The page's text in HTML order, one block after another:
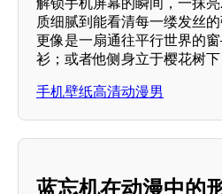
解锁手机屏幕的瞬间，一抹
质细腻到能看清每一缕发丝
更像是一扇通往平行世界的
衫；或者他侧身立于樱花树
手机壁纸高清动漫男
蓝忘机在动漫中的